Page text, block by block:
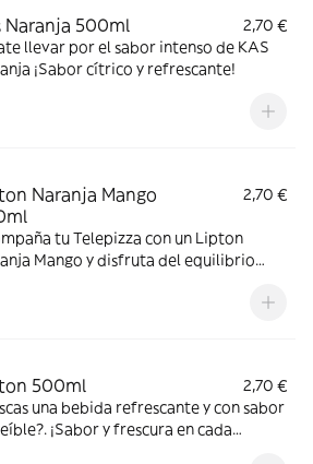
Naranja 500ml
2,70 €
llevar por el sabor intenso de KAS
¡Sabor cítrico y refrescante!
Naranja Mango
2,70 €
tu Telepizza con un Lipton
Mango y disfruta del equilibrio
500ml
2,70 €
una bebida refrescante y con sabor
¡Sabor y frescura en cada